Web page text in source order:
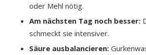
oder Mehl nötig.
Am nächsten Tag noch besser:
schmeckt sie intensiver.
Säure ausbalancieren: